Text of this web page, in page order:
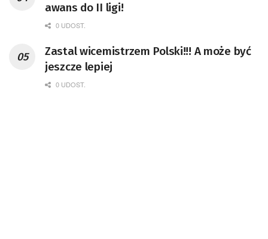
awans do II ligi!
0 UDOST.
Zastal wicemistrzem Polski!!! A może być
jeszcze lepiej
0 UDOST.